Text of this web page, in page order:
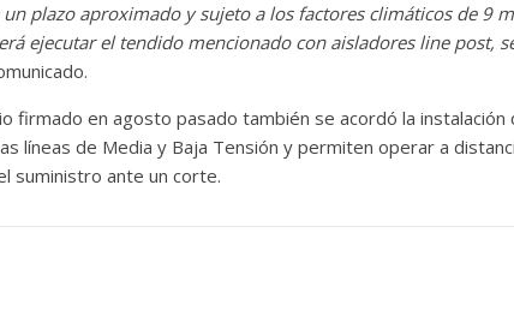
plazo aproximado y sujeto a los factores climáticos de 9
ejecutar el tendido mencionado con aisladores line post,
firmado en agosto pasado también se acordó la
líneas de Media y Baja Tensión y permiten operar a
suministro ante un corte.